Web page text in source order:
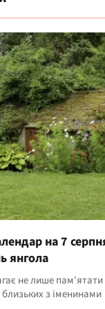
на 7
янгола
не лише пам'ятати
з іменинами